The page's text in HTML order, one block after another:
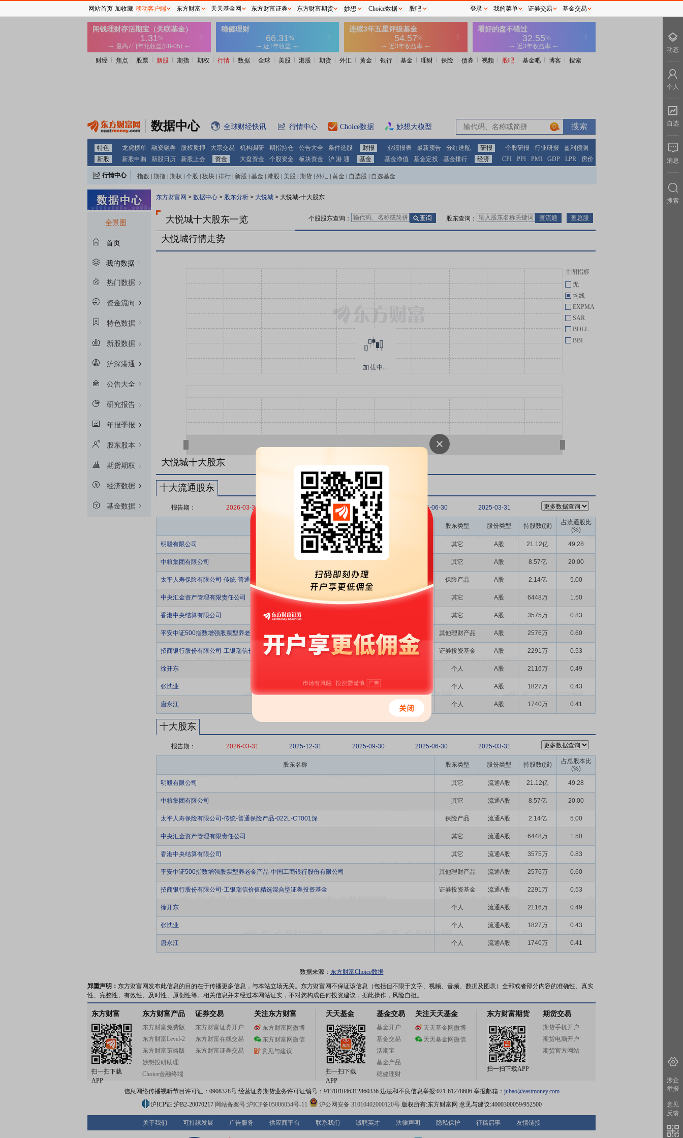
财经 焦点 股票 新股 期指 期权 行情 数据 全球 美股 港股 期货 外汇 黄金 银行 基金 理财 保险 债券 视频 股吧 基金吧 博客 搜索
数据中心 全球财经快讯 行情中心 Choice数据 妙想大模型 0
特色 龙虎榜单 融资融券 股权质押 大宗交易 机构调研 期指持仓 公告大全 条件选股 财报 业绩报表 最新预告 分红送配 研报 个股研报 行业研报
盈利预测
新股
新股申购 新股日历 新股上会 资金 大盘资金 个股资金 板块资金 沪 港 通 基金 基金净值 基金定投 基金排行 经济 CPI PPI PMI GDP LPR 房价
行情中心 指数 期指 期权 个股 板块 排行 新股 基金 港股 美股 期货 外汇 黄金 自选股 自选基金
全景图
首页
我的数据
热门数据
资金流向
特色数据
新股数据
沪深港通
公告大全
研究报告
年报季报
股东股本
期货期权
经济数据
基金数据
东方财富网 > 数据中心 > 股东分析 > 大悦城 > 大悦城-十大股东
大悦城十大股东一览 股东查询：
个股股东查询：
大悦城行情走势
主图指标
无
均线
EXPMA
SAR
BOLL
BBI
大悦城十大股东
十大流通股东
报告期： 2026-03-31 2025-12-31 2025-09-30 2025-06-30 2025-03-31
股东名称 股东类型 股份类型 持股数(股)
占流通股比
(%)
明毅有限公司
其它 A股 21.12亿 49.28
中粮集团有限公司 其它 A股 8.57亿 20.00
太平人寿保险有限公司-传统-普通保险产品-022L-CT001深 保险产品 A股 2.14亿 5.00
中央汇金资产管理有限责任公司 其它 A股 6448万 1.50
香港中央结算有限公司 其它 A股 3575万 0.83
平安中证500指数增强股票型养老金产品-中国工商银行股份有限公司 其他理财产品 A股 2576万 0.60
招商银行股份有限公司-工银瑞信价值精选混合型证券投资基金 证券投资基金 A股 2291万 0.53
徐开东 个人 A股 2116万 0.49
张忱业 个人 A股 1827万 0.43
唐永江 个人 A股 1740万 0.41
十大股东
报告期： 2026-03-31 2025-12-31 2025-09-30 2025-06-30 2025-03-31
股东名称 股东类型 股份类型 持股数(股)
占总股本比
(%)
明毅有限公司
其它 流通A股 21.12亿 49.28
中粮集团有限公司 其它 流通A股 8.57亿 20.00
太平人寿保险有限公司-传统-普通保险产品-022L-CT001深 保险产品 流通A股 2.14亿 5.00
中央汇金资产管理有限责任公司 其它 流通A股 6448万 1.50
香港中央结算有限公司 其它 流通A股 3575万 0.83
平安中证500指数增强股票型养老金产品-中国工商银行股份有限公司 其他理财产品 流通A股 2576万 0.60
招商银行股份有限公司-工银瑞信价值精选混合型证券投资基金 证券投资基金 流通A股 2291万 0.53
徐开东 个人 流通A股 2116万 0.49
张忱业 个人 流通A股 1827万 0.43
唐永江 个人 流通A股 1740万 0.41
数据来源： 东方财富Choice数据
郑重声明： 东方财富网发布此信息的目的在于传播更多信息，与本站立场无关。东方财富网不保证该信息（包括但不限于文字、视频、音频、数据及图表）全部或者部分内容的准确性、真实
性、完整性、有效性、及时性、原创性等。相关信息并未经过本网站证实，不对您构成任何投资建议，据此操作，风险自担。
东方财富
扫一扫下载
APP
东方财富产品
东方财富免费版
东方财富Level-2
东方财富策略版
妙想投研助理
Choice金融终端
证券交易
东方财富证券开户
东方财富在线交易
东方财富证券交易
关注东方财富
东方财富网微博
东方财富网微信
意见与建议
天天基金
扫一扫下载
APP
基金交易
基金开户
基金交易
活期宝
基金产品
稳健理财
关注天天基金
天天基金网微博
天天基金网微信
东方财富期货
扫一扫下载APP
期货交易
期货手机开户
期货电脑开户
期货官方网站
信息网络传播视听节目许可证：0908328号 经营证券期货业务许可证编号：913101046312860336 违法和不良信息举报:021-61278686 举报邮箱： jubao@eastmoney.com
沪ICP证:沪B2-20070217 网站备案号:沪ICP备05006054号-11 沪公网安备 31010402000120号版权所有:东方财富网 意见与建议:4000300059/952500
关于我们 可持续发展 广告服务 供应商平台 联系我们 诚聘英才 法律声明 隐私保护 征稿启事 友情链接
网站首页 加收藏 移动客户端 东方财富 天天基金网 东方财富证券 东方财富期货 妙想 Choice数据 股吧 登录 我的菜单 证券交易 基金交易
动态
个人
自选
消息
搜索
涉企
举报
意见
反馈